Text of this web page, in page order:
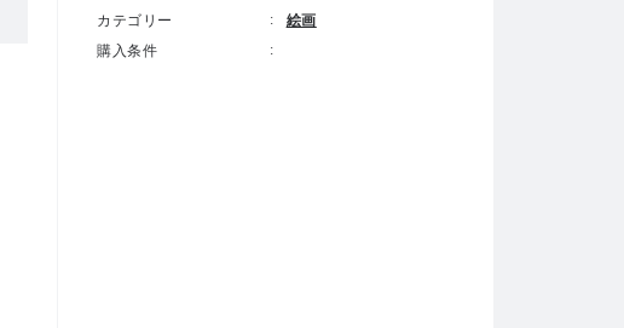
カテゴリー
絵画
購入条件